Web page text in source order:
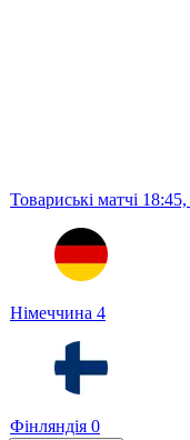
Товариські матчі 18:45,
Німеччина 4
Фінляндія 0